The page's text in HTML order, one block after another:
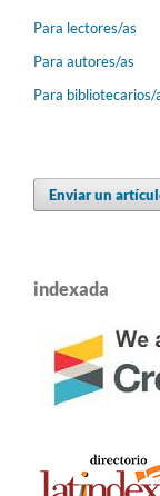
Para lectores/as
Para autores/as
Para bibliotecarios/
Enviar un
indexada